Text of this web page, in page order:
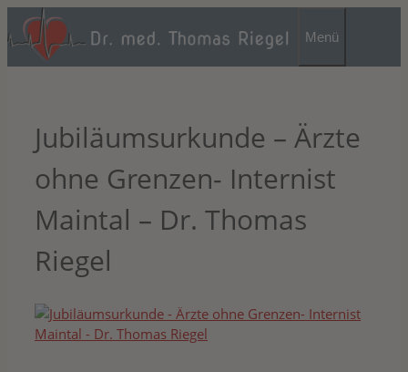
Zum
Inhalt
springen
Menü
Jubiläumsurkunde – Ärzte
ohne Grenzen- Internist
Maintal – Dr. Thomas
Riegel